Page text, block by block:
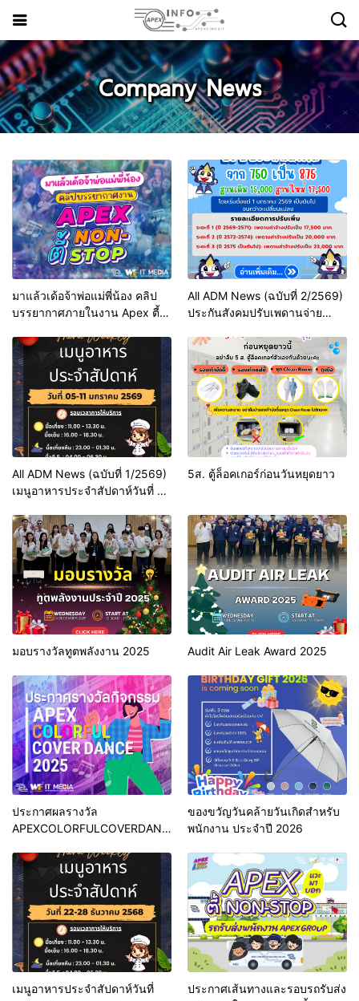
Company News
มาแล้วเด้อจ้าพ่อแม่พี่น้อง คลิป
บรรยากาศภายในงาน Apex ตี้
All ADM News (ฉบับที่ 2/2569)
ประกันสังคมปรับเพดานจ่าย
เดือน
All ADM News (ฉบับที่ 1/2569)
เมนูอาหารประจำสัปดาห์วันที่ 5-
5ส. ตู้ล็อคเกอร์ก่อนวันหยุดยาว
มอบรางวัลทูตพลังงาน 2025 Audit Air Leak Award 2025
ประกาศผลรางวัล
APEXCOLORFULCOVERDANCE
ของขวัญวันคล้ายวันเกิดสำหรับ
พนักงาน ประจำปี 2026
เมนูอาหารประจำสัปดาห์วันที่
ประกาศเส้นทางและรอบรถรับส่ง